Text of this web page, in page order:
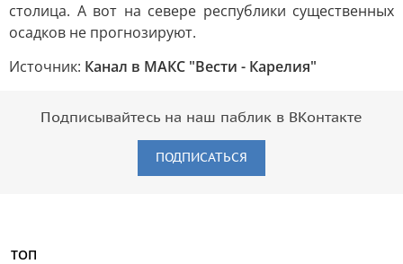
столица. А вот на севере республики существенных
осадков не прогнозируют.
Источник: Канал в МАКС "Вести - Карелия"
Подписывайтесь на наш паблик в ВКонтакте
ПОДПИСАТЬСЯ
ТОП